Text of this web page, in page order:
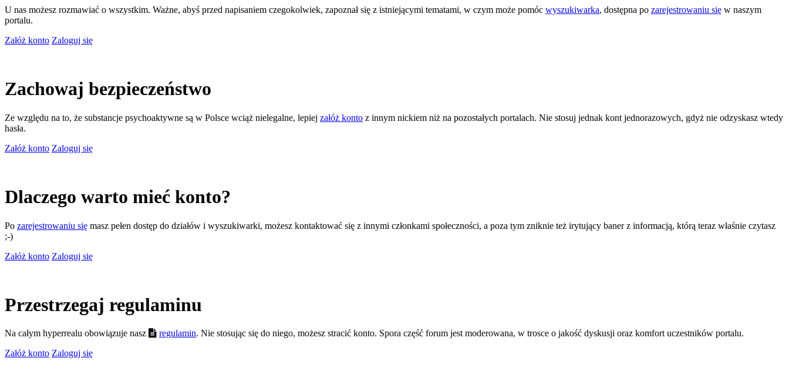
U nas możesz rozmawiać o wszystkim. Ważne, abyś przed napisaniem czegokolwiek, zapoznał się z istniejącymi tematami, w czym może pomóc wyszukiwarka, dostępna po zarejestrowaniu się w naszym
portalu.
Załóż konto Zaloguj się
Zachowaj bezpieczeństwo
Ze względu na to, że substancje psychoaktywne są w Polsce wciąż nielegalne, lepiej załóż konto z innym nickiem niż na pozostałych portalach. Nie stosuj jednak kont jednorazowych, gdyż nie odzyskasz wtedy
hasła.
Załóż konto Zaloguj się
Dlaczego warto mieć konto?
Po zarejestrowaniu się masz pełen dostęp do działów i wyszukiwarki, możesz kontaktować się z innymi członkami społeczności, a poza tym zniknie też irytujący baner z informacją, którą teraz właśnie czytasz
;-)
Załóż konto Zaloguj się
Przestrzegaj regulaminu
Na całym hyperrealu obowiązuje nasz regulamin. Nie stosując się do niego, możesz stracić konto. Spora część forum jest moderowana, w trosce o jakość dyskusji oraz komfort uczestników portalu.
Załóż konto Zaloguj się